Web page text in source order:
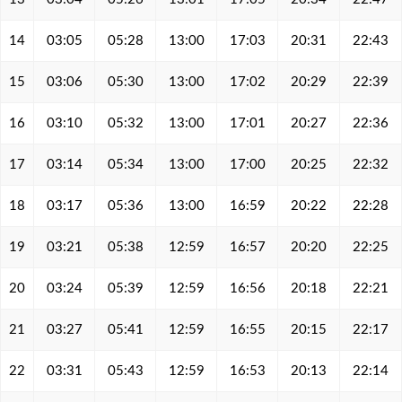
14 03:05 05:28 13:00 17:03 20:31 22:43
15 03:06 05:30 13:00 17:02 20:29 22:39
16 03:10 05:32 13:00 17:01 20:27 22:36
17 03:14 05:34 13:00 17:00 20:25 22:32
18 03:17 05:36 13:00 16:59 20:22 22:28
19 03:21 05:38 12:59 16:57 20:20 22:25
20 03:24 05:39 12:59 16:56 20:18 22:21
21 03:27 05:41 12:59 16:55 20:15 22:17
22 03:31 05:43 12:59 16:53 20:13 22:14